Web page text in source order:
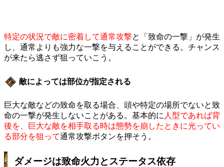
特定の状況で敵に密着して通常攻撃と「致命の一撃」が発生
し、通常よりも強力な一撃を与えることができる。チャンス
が来たら逃さず狙っていこう。
敵によっては部位が指定される
巨大な敵などの致命を取る場合、頭や特定の場所でないと致
命の一撃が発生しないことがある。基本的に 人型であれば背
後を、巨大な敵を相手取る時は態勢を崩したときに光ってい
る部分を狙って通常攻撃ボタンを押そう。
ダメージは致命火力とステータス依存